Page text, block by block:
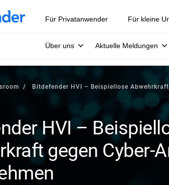
Für Privatanwender Für kleine
Über uns Aktuelle Meldungen
Bitdefender HVI – Beispiellose
HVI –
gegen Cyber-